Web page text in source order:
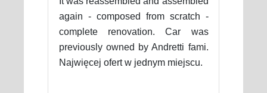
again - composed from scratch -
complete renovation. Car was
previously owned by Andretti fami.
Najwięcej ofert w jednym miejscu.